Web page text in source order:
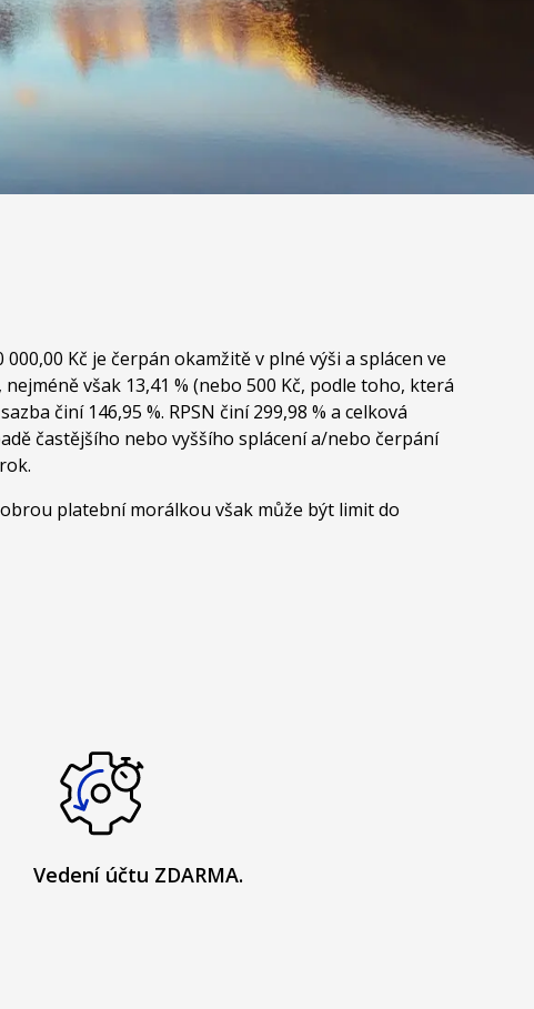
Kč je čerpán okamžitě v plné výši a splácen ve
však 13,41 % (nebo 500 Kč, podle toho, která
činí 146,95 %. RPSN činí 299,98 % a celková
častějšího nebo vyššího splácení a/nebo čerpání
platební morálkou však může být limit do
Vedení účtu ZDARMA.